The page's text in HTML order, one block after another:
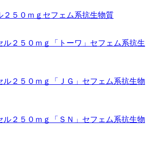
２５０ｍｇ セフェム系抗生物質
２５０ｍｇ「トーワ」 セフェム系抗生
２５０ｍｇ「ＪＧ」 セフェム系抗生物
２５０ｍｇ「ＳＮ」 セフェム系抗生物